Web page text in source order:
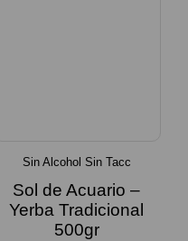
Sin Alcohol Sin Tacc
Sol de Acuario –
Yerba Tradicional
500gr